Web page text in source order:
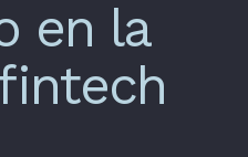
en la